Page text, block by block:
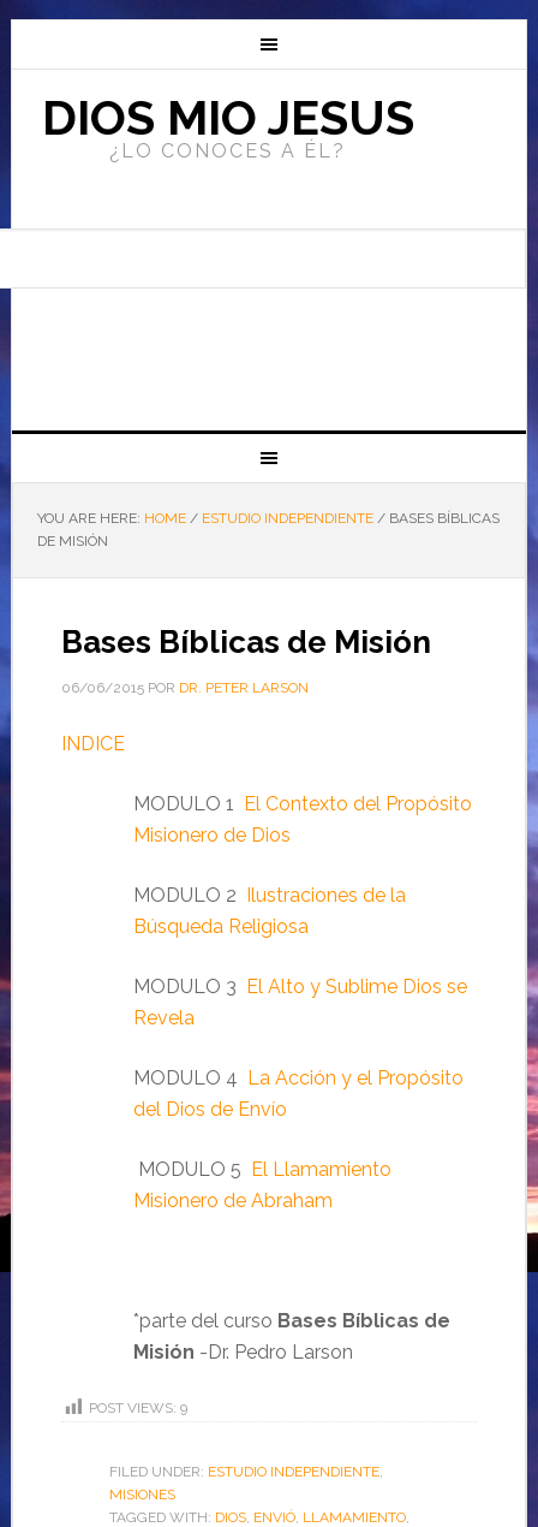
DIOS MIO JESUS
¿LO CONOCES A ÉL?
YOU ARE HERE: HOME / ESTUDIO INDEPENDIENTE /BASES BÍBLICAS
DE MISIÓN
Bases Bíblicas de Misión
06/06/2015POR DR. PETER LARSON
INDICE
MODULO 1 El Contexto del Propósito
Misionero de Dios
MODULO 2 Ilustraciones de la
Búsqueda Religiosa
MODULO 3 El Alto y Sublime Dios se
Revela
MODULO 4 La Acción y el Propósito
del Dios de Envío
MODULO 5 El Llamamiento
Misionero de Abraham
*parte del curso Bases Bíblicas de
Misión -Dr. Pedro Larson
POST VIEWS: 9
FILED UNDER: ESTUDIO INDEPENDIENTE,
MISIONES
TAGGED WITH: DIOS, ENVIÓ, LLAMAMIENTO,